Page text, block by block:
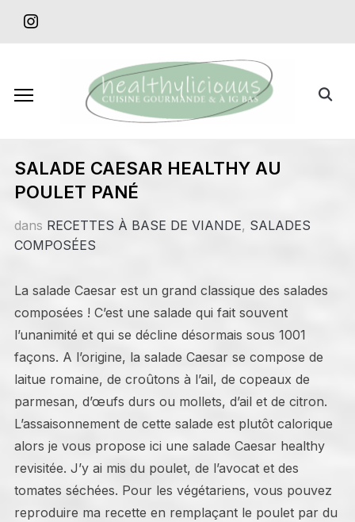
instagram
Search
SALADE CAESAR HEALTHY AU
POULET PANÉ
dans RECETTES À BASE DE VIANDE, SALADES
COMPOSÉES
La salade Caesar est un grand classique des salades
composées ! C’est une salade qui fait souvent
l’unanimité et qui se décline désormais sous 1001
façons. A l’origine, la salade Caesar se compose de
laitue romaine, de croûtons à l’ail, de copeaux de
parmesan, d’œufs durs ou mollets, d’ail et de citron.
L’assaisonnement de cette salade est plutôt calorique
alors je vous propose ici une salade Caesar healthy
revisitée. J’y ai mis du poulet, de l’avocat et des
tomates séchées. Pour les végétariens, vous pouvez
reproduire ma recette en remplaçant le poulet par du